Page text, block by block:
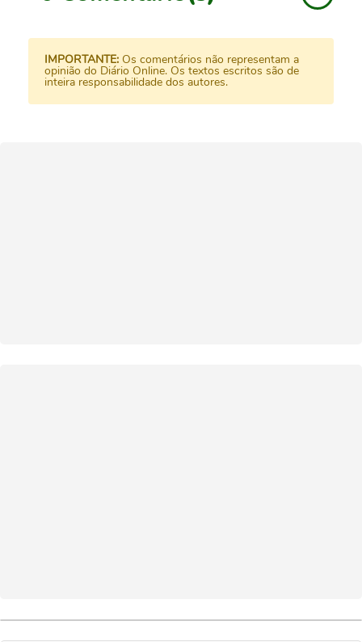
IMPORTANTE: Os comentários não representam a
opinião do Diário Online. Os textos escritos são de
inteira responsabilidade dos autores.